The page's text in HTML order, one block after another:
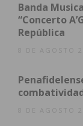
alojamento
para apoiar
Segundo a
de ensino
Banda
“Concerto
República
8 DE AGOSTO
8 DE AGOSTO